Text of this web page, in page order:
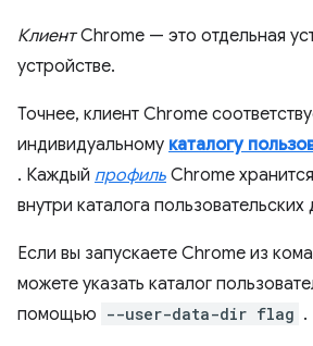
КлиентChrome — это отдельная
устройстве.
Точнее, клиент Chrome
индивидуальному каталогу
. Каждый профиль Chrome
внутри каталога пользовательских
Если вы запускаете Chrome из
можете указать каталог
помощью --user-data-dir flag .